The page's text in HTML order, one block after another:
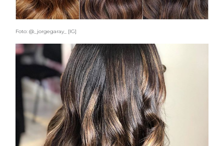
Foto: @_jorgegaray_ [IG]